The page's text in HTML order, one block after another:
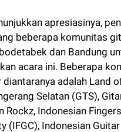
apresiasinya,
beberapa komunitas
dan Bandung
acara ini. Beberapa
diantaranya adalah Land
Selatan (GTS),
Rockz, Indonesian
(IFGC), Indonesian